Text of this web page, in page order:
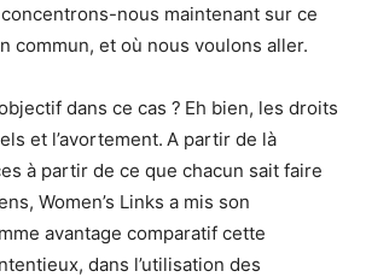
nous maintenant sur ce
commun, et où nous voulons aller.
dans ce cas ? Eh bien, les droits
et l’avortement. A partir de là
à partir de ce que chacun sait faire
Women’s Links a mis son
avantage comparatif cette
dans l’utilisation des